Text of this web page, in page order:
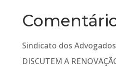
Sindicato dos
DISCUTEM A